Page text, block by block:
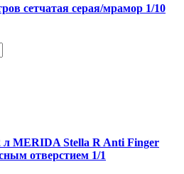
сетчатая серая/мрамор 1/10
л MERIDA Stella R Anti Finger
отверстием 1/1